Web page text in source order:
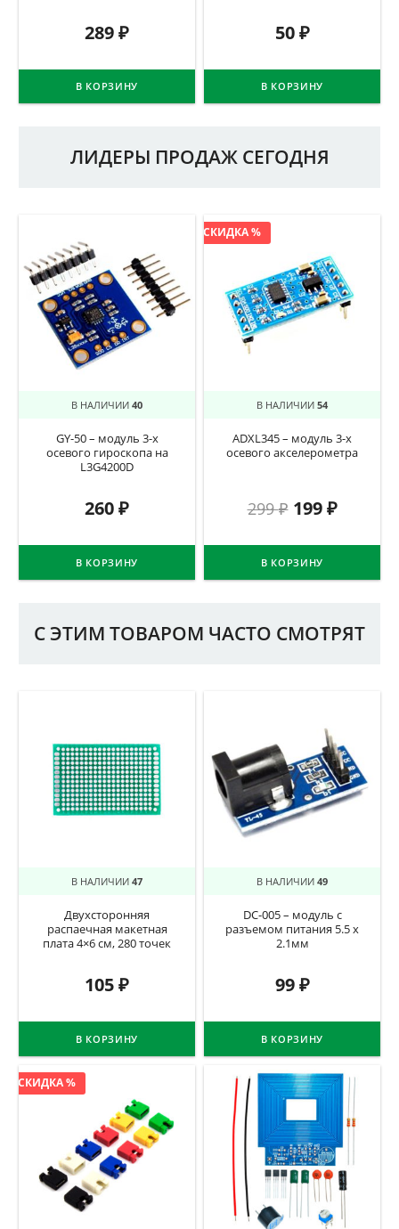
289₽
В КОРЗИНУ
50₽
В КОРЗИНУ
ЛИДЕРЫ ПРОДАЖ СЕГОДНЯ
В НАЛИЧИИ 40
GY-50 – модуль 3-х
осевого гироскопа на
L3G4200D
260₽
В КОРЗИНУ
СКИДКА %
В НАЛИЧИИ 54
ADXL345 – модуль 3-х
осевого акселерометра
299₽ 199₽
В КОРЗИНУ
С ЭТИМ ТОВАРОМ ЧАСТО СМОТРЯТ
В НАЛИЧИИ 47
Двухсторонняя
распаечная макетная
плата 4×6 см, 280 точек
105₽
В КОРЗИНУ
В НАЛИЧИИ 49
DC-005 – модуль с
разъемом питания 5.5 х
2.1мм
99₽
В КОРЗИНУ
СКИДКА %